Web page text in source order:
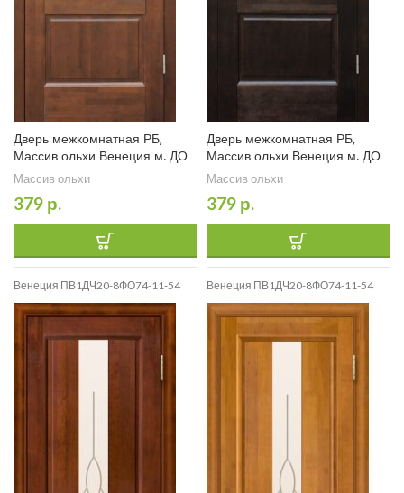
Дверь межкомнатная РБ,
Массив ольхи Венеция м. ДО
Массив ольхи
379 р.
Венеция ПВ1ДЧ20-8ФО74-11-54
Дверь межкомнатная РБ,
Массив ольхи Венеция м. ДО
Массив ольхи
379 р.
Венеция ПВ1ДЧ20-8ФО74-11-54